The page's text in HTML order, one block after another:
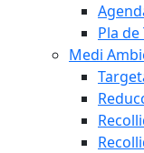
Pla
Medi